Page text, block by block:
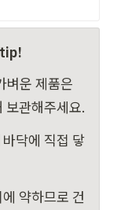
tip!
벼운 제품은
보관해주세요.
바닥에 직접 닿
약하므로 건